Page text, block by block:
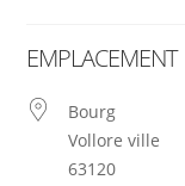
EMPLACEMENT
Bourg
Vollore ville
63120